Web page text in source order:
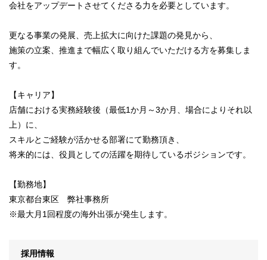
会社をアップデートさせてくださる力を必要としています。
更なる事業の発展、売上拡大に向けた課題の発見から、
施策の立案、推進まで幅広く取り組んでいただける方を募集しま
す。
【キャリア】
店舗における実務経験後（最低1か月～3か月、場合によりそれ以
上）に、
スキルとご経験が活かせる部署にて勤務頂き、
将来的には、役員としての活躍を期待しているポジションです。
【勤務地】
東京都台東区 弊社事務所
※最大月1回程度の海外出張が発生します。
採用情報